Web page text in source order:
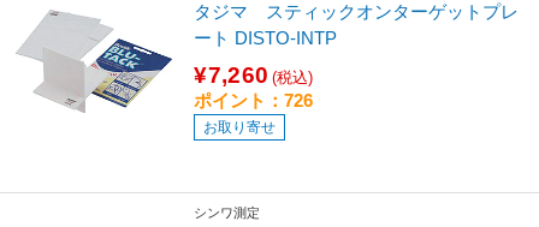
タジマ スティックオンターゲットプレ
ート DISTO-INTP
¥7,260 (税込)
ポイント：726
お取り寄せ
シンワ測定